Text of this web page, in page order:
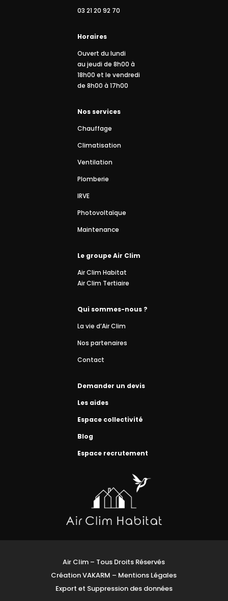
03 21 20 92 70
Horaires
Ouvert du lundi
au jeudi de 8h00 à
18h00 et le vendredi
de 8h00 à 17h00
Nos services
Chauffage
Climatisation
Ventilation
Plomberie
IRVE
Photovoltaïque
Maintenance
Le groupe Air Clim
Air Clim Habitat
Air Clim Tertiaire
Qui sommes-nous ?
La vie d’Air Clim
Nos partenaires
Contact
Demander un devis
Les aides
Espace collectivité
Blog
Espace recrutement
Air Clim – Tous Droits Réservés
Création VAKARM – Mentions Légales
Export et Suppression des données